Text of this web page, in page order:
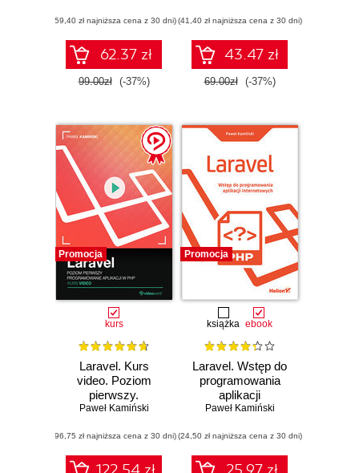
(59,40 zł najniższa cena z 30 dni)
62.37 zł
99.00zł (-37%)
(41,40 zł najniższa cena z 30 dni)
43.47 zł
69.00zł (-37%)
Promocja
kurs
Laravel. Kurs
video. Poziom
pierwszy.
Programowanie
Paweł Kamiński
(96,75 zł najniższa cena z 30 dni)
Promocja
książka ebook
Laravel. Wstęp do
programowania
aplikacji
internetowych
Paweł Kamiński
(24,50 zł najniższa cena z 30 dni)